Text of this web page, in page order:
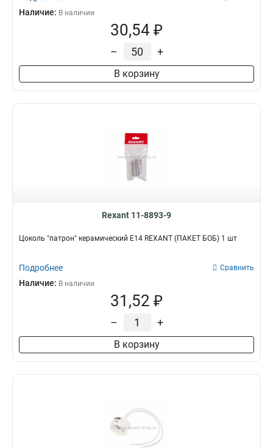
Наличие: В наличии
30,54 ₽
– +
В корзину
Rexant 11-8893-9
Цоколь "патрон" керамический Е14 REXANT (ПАКЕТ БОБ) 1 шт
Подробнее Сравнить
Наличие: В наличии
31,52 ₽
– +
В корзину